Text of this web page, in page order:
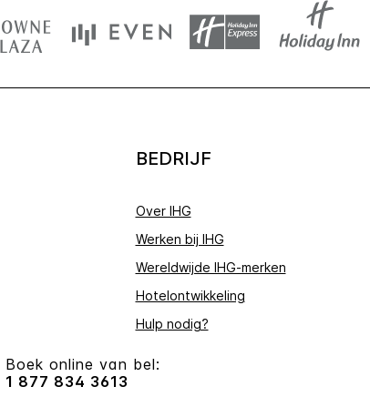
BEDRIJF
Over IHG
Werken bij IHG
Wereldwijde IHG-merken
Hotelontwikkeling
Hulp nodig?
Boek online van bel:
1 877 834 3613